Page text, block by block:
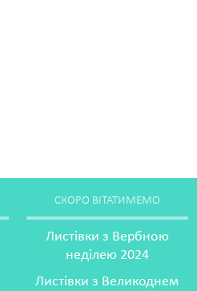
СКОРО ВІТАТИМЕМО
Листівки з Вербною
неділею 2024
Листівки з Великоднем